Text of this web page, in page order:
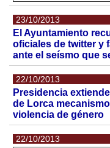
23/10/2013
El Ayuntamiento
oficiales de twitter y
ante el seísmo que
22/10/2013
Presidencia
de Lorca
violencia de género
22/10/2013